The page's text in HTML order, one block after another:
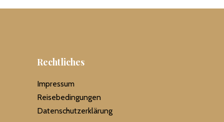
Rechtliches
Impressum
Reisebedingungen
Datenschutzerklärung